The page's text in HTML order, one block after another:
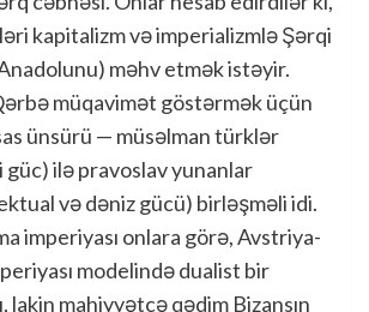
kapitalizm və imperializmlə Şərqi
məhv etmək istəyir.
müqavimət göstərmək üçün
ünsürü — müsəlman türklər
güc) ilə pravoslav yunanlar
və dəniz gücü) birləşməli idi.
imperiyası onlara görə, Avstriya-
modelində dualist bir
lakin mahiyyətcə qədim Bizansın